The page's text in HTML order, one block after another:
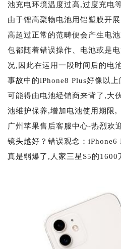
池充电环境温度过高,过度充电
由于锂高聚物电池用铝塑膜开
高超过正常的范畴便会产生电
包都随着错误操作、电池或是
况,因此在运用一段时间后的电
事故中的iPhone8 Plus好像以
可能得由电池经销商来背了,大
池维护保养,增加电池使用期限,
广州苹果售后客服中心-热烈欢
镜头越好？错误观念：
真是弱爆了,人家三星S5的1600